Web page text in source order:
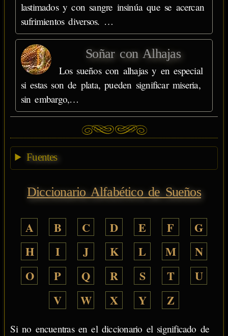
lastimados y con sangre insinúa que se acercan
sufrimientos diversos. …
Soñar con Alhajas
Los sueños con alhajas y en especial
si estas son de plata, pueden significar miseria,
sin embargo,…
Fuentes
Diccionario Alfabético de Sueños
A B C D E F
G
H
I J K L M
N
O
P Q R S T
U
V
W X Y Z
Si no encuentras en el diccionario el significado de